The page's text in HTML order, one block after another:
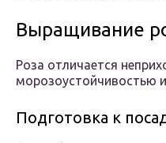
Выращивание
Роза отличается
морозоустойчивостью
Подготовка к